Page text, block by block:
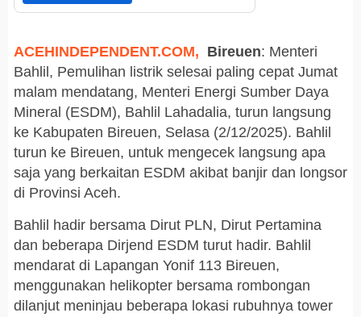
ACEHINDEPENDENT.COM, Bireuen: Menteri
Bahlil, Pemulihan listrik selesai paling cepat Jumat
malam mendatang, Menteri Energi Sumber Daya
Mineral (ESDM), Bahlil Lahadalia, turun langsung
ke Kabupaten Bireuen, Selasa (2/12/2025). Bahlil
turun ke Bireuen, untuk mengecek langsung apa
saja yang berkaitan ESDM akibat banjir dan longsor
di Provinsi Aceh.
Bahlil hadir bersama Dirut PLN, Dirut Pertamina
dan beberapa Dirjend ESDM turut hadir. Bahlil
mendarat di Lapangan Yonif 113 Bireuen,
menggunakan helikopter bersama rombongan
dilanjut meninjau beberapa lokasi rubuhnya tower